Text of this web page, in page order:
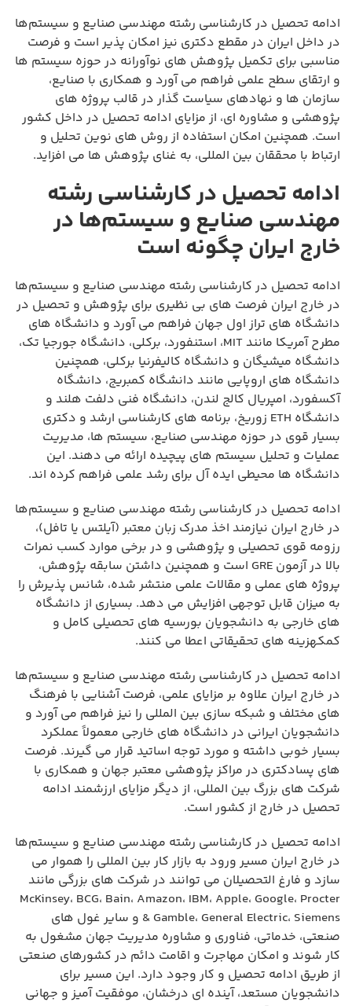
ادامه تحصیل در کارشناسی رشته مهندسی صنایع و سیستم‌ها
در داخل ایران در مقطع دکتری نیز امکان پذیر است و فرصت
مناسبی برای تکمیل پژوهش های نوآورانه در حوزه سیستم ها
و ارتقای سطح علمی فراهم می آورد و همکاری با صنایع،
سازمان ها و نهادهای سیاست گذار در قالب پروژه های
پژوهشی و مشاوره ای، از مزایای ادامه تحصیل در داخل کشور
است. همچنین امکان استفاده از روش های نوین تحلیل و
ارتباط با محققان بین المللی، به غنای پژوهش ها می افزاید.
ادامه تحصیل در کارشناسی رشته
مهندسی صنایع و سیستم‌ها در
خارج ایران چگونه است
ادامه تحصیل در کارشناسی رشته مهندسی صنایع و سیستم‌ها
در خارج ایران فرصت های بی نظیری برای پژوهش و تحصیل در
دانشگاه های تراز اول جهان فراهم می آورد و دانشگاه های
مطرح آمریکا مانند MIT، استنفورد، برکلی، دانشگاه جورجیا تک،
دانشگاه میشیگان و دانشگاه کالیفرنیا برکلی، همچنین
دانشگاه های اروپایی مانند دانشگاه کمبریج، دانشگاه
آکسفورد، امپریال کالج لندن، دانشگاه فنی دلفت هلند و
دانشگاه ETH زوریخ، برنامه های کارشناسی ارشد و دکتری
بسیار قوی در حوزه مهندسی صنایع، سیستم ها، مدیریت
عملیات و تحلیل سیستم های پیچیده ارائه می دهند. این
دانشگاه ها محیطی ایده آل برای رشد علمی فراهم کرده اند.
ادامه تحصیل در کارشناسی رشته مهندسی صنایع و سیستم‌ها
در خارج ایران نیازمند اخذ مدرک زبان معتبر (آیلتس یا تافل)،
رزومه قوی تحصیلی و پژوهشی و در برخی موارد کسب نمرات
بالا در آزمون GRE است و همچنین داشتن سابقه پژوهش،
پروژه های عملی و مقالات علمی منتشر شده، شانس پذیرش را
به میزان قابل توجهی افزایش می دهد. بسیاری از دانشگاه
های خارجی به دانشجویان بورسیه های تحصیلی کامل و
کمکهزینه های تحقیقاتی اعطا می کنند.
ادامه تحصیل در کارشناسی رشته مهندسی صنایع و سیستم‌ها
در خارج ایران علاوه بر مزایای علمی، فرصت آشنایی با فرهنگ
های مختلف و شبکه سازی بین المللی را نیز فراهم می آورد و
دانشجویان ایرانی در دانشگاه های خارجی معمولاً عملکرد
بسیار خوبی داشته و مورد توجه اساتید قرار می گیرند. فرصت
های پسادکتری در مراکز پژوهشی معتبر جهان و همکاری با
شرکت های بزرگ بین المللی، از دیگر مزایای ارزشمند ادامه
تحصیل در خارج از کشور است.
ادامه تحصیل در کارشناسی رشته مهندسی صنایع و سیستم‌ها
در خارج ایران مسیر ورود به بازار کار بین المللی را هموار می
سازد و فارغ التحصیلان می توانند در شرکت های بزرگی مانند
McKinsey، BCG، Bain، Amazon، IBM، Apple، Google، Procter
& Gamble، General Electric، Siemens و سایر غول های
صنعتی، خدماتی، فناوری و مشاوره مدیریت جهان مشغول به
کار شوند و امکان مهاجرت و اقامت دائم در کشورهای صنعتی
از طریق ادامه تحصیل و کار وجود دارد. این مسیر برای
دانشجویان مستعد، آینده ای درخشان، موفقیت آمیز و جهانی